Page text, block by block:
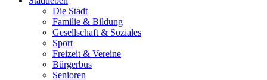
Die Stadt
Familie & Bildung
Gesellschaft & Soziales
Sport
Freizeit & Vereine
Bürgerbus
Senioren